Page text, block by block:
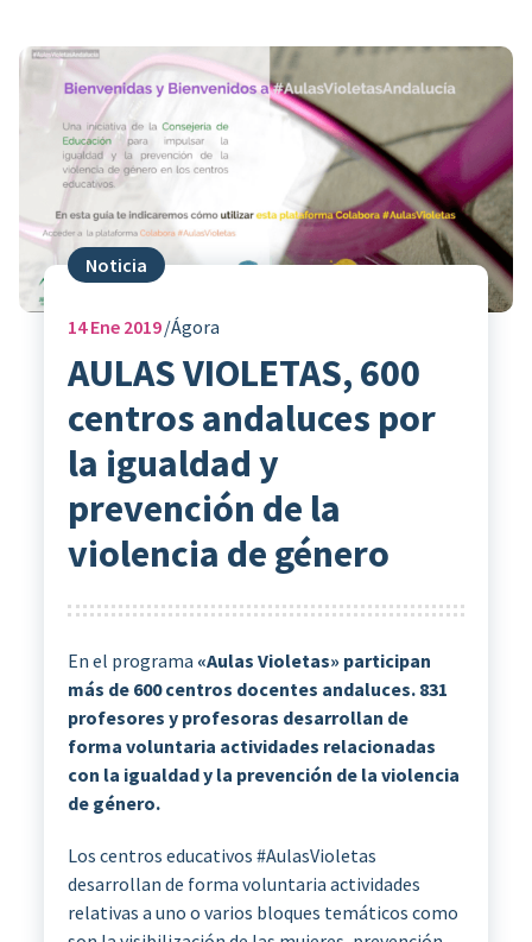
Noticia
14Ene 2019 Ágora
AULAS VIOLETAS, 600
centros andaluces por
la igualdad y
prevención de la
violencia de género
En el programa «Aulas Violetas» participan
más de 600 centros docentes andaluces. 831
profesores y profesoras desarrollan de
forma voluntaria actividades relacionadas
con la igualdad y la prevención de la violencia
de género.
Los centros educativos #AulasVioletas
desarrollan de forma voluntaria actividades
relativas a uno o varios bloques temáticos como